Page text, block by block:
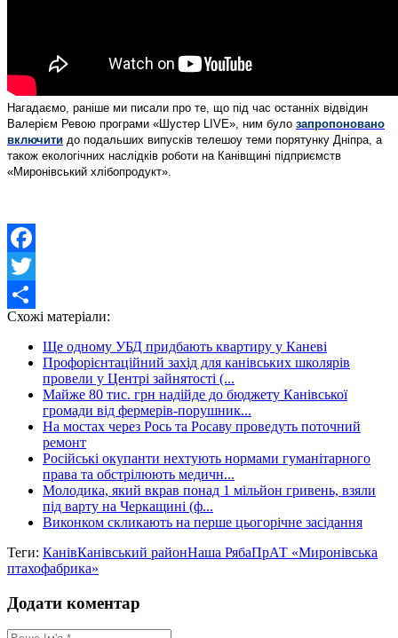
Нагадаємо, раніше ми писали про те, що під час останніх відвідин
Валерієм Ревою програми «Шустер LIVE», ним було запропоновано
включити до подальших випусків телешоу теми порятунку Дніпра, а
також екологічних наслідків роботи на Канівщині підприємств
«Миронівський хлібопродукт».
Facebook
Twitter
Share
Схожі матеріали:
Ще одному УБД придбають квартиру у Каневі
Профорієнтаційний захід для канівських школярів
провели у Центрі зайнятості (...
Майже 80 тис. грн надійде до бюджету Канівської
громади від фермерів-порушник...
На мостах через Рось та Росаву проведуть поточний
ремонт
Російські окупанти нехтують нормами гуманітарного
права та обстрілюють медичн...
Молодика, який вкрав понад 1 мільйон гривень, взяли
під варту на Черкащині (ф...
Виконком скликають на перше цьогорічне засідання
Теги: КанівКанівський районНаша РябаПрАТ «Миронівська
птахофабрика»
Додати коментар